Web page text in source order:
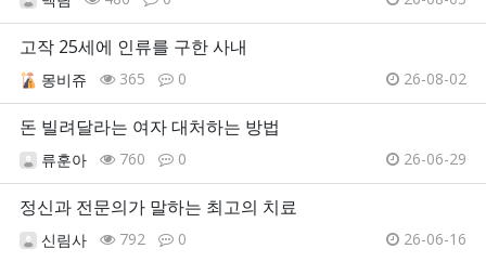
고작 25세에 인류를 구한 사내
몽비쥬 365 0 26-08-02
돈 빌려달라는 여자 대처하는 방법
류훈아 760 0 26-06-29
정신과 전문의가 말하는 최고의 치료
신림사 792 0 26-06-16